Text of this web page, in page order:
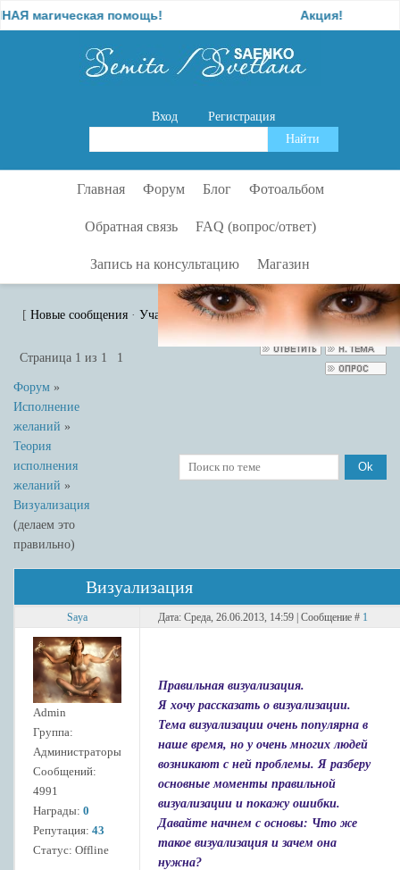
помощь! Акция!
Вход Регистрация
Главная Форум Блог Фотоальбом
Обратная связь FAQ (вопрос/ответ)
Запись на консультацию Магазин
[ Новые сообщения · Участники·Правила форума ·Поиск·RSS]
Страница 1 из 1 1
Форум »
Исполнение
желаний »
Теория
исполнения
желаний »
Визуализация
(делаем это
правильно)
Визуализация
Saya Дата: Среда, 26.06.2013, 14:59 | Сообщение # 1
Admin
Группа:
Администраторы
Сообщений:
4991
Награды: 0
Репутация: 43
Статус: Offline
Правильная визуализация.
Я хочу рассказать о визуализации.
Тема визуализации очень популярна в
наше время, но у очень многих людей
возникают с ней проблемы. Я разберу
основные моменты правильной
визуализации и покажу ошибки.
Давайте начнем с основы: Что же
такое визуализация и зачем она
нужна?
6398776.jpg